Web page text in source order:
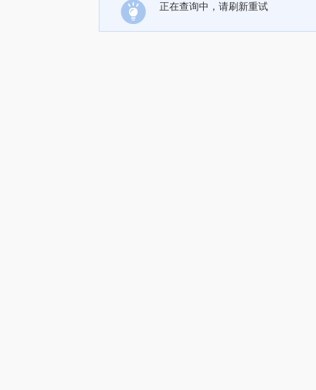
正在查询中，请刷新重试